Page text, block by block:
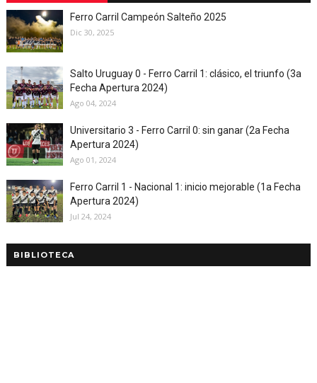
Ferro Carril Campeón Salteño 2025
Dic 30, 2025
Salto Uruguay 0 - Ferro Carril 1: clásico, el triunfo (3a
Fecha Apertura 2024)
Ago 04, 2024
Universitario 3 - Ferro Carril 0: sin ganar (2a Fecha
Apertura 2024)
Ago 01, 2024
Ferro Carril 1 - Nacional 1: inicio mejorable (1a Fecha
Apertura 2024)
Jul 24, 2024
BIBLIOTECA